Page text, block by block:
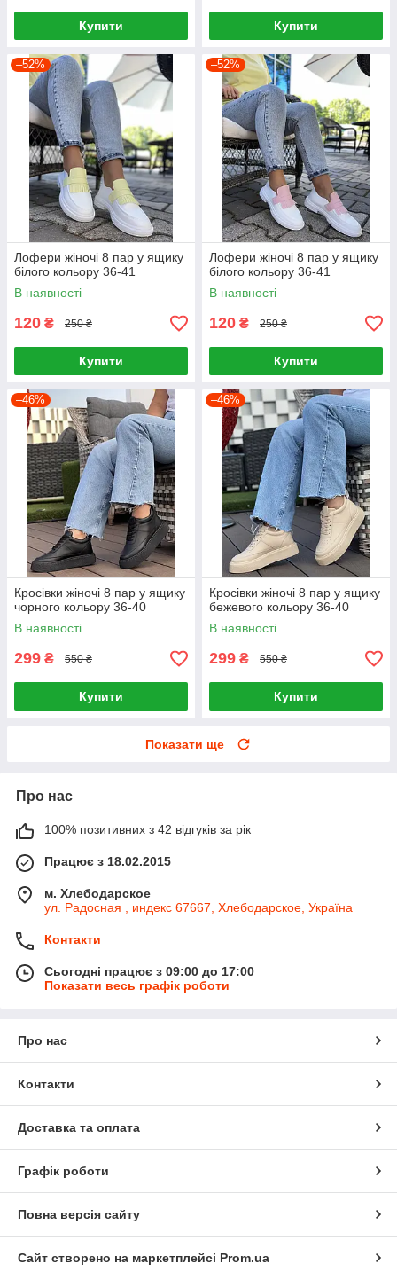
Купити Купити
–52%
Лофери жіночі 8 пар у ящику
білого кольору 36-41
В наявності
120 ₴ 250 ₴
Купити
–52%
Лофери жіночі 8 пар у ящику
білого кольору 36-41
В наявності
120 ₴ 250 ₴
Купити
–46%
Кросівки жіночі 8 пар у ящику
чорного кольору 36-40
В наявності
299 ₴ 550 ₴
Купити
–46%
Кросівки жіночі 8 пар у ящику
бежевого кольору 36-40
В наявності
299 ₴ 550 ₴
Купити
Показати ще
Про нас
100% позитивних з 42 відгуків за рік
Працює з 18.02.2015
м. Хлебодарское
ул. Радосная , индекс 67667, Хлебодарское, Україна
Контакти
Сьогодні працює з 09:00 до 17:00
Показати весь графік роботи
Про нас
Контакти
Доставка та оплата
Графік роботи
Повна версія сайту
Сайт створено на маркетплейсі Prom.ua